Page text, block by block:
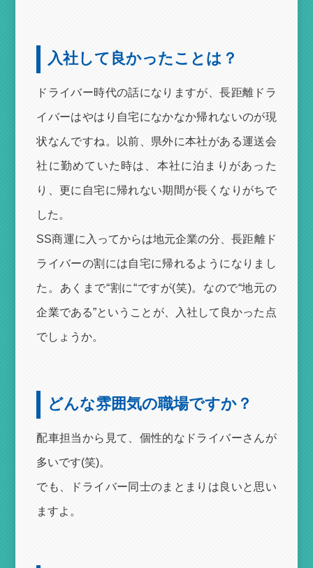
入社して良かったことは？
ドライバー時代の話になりますが、長距離ドラ
イバーはやはり自宅になかなか帰れないのが現
状なんですね。以前、県外に本社がある運送会
社に勤めていた時は、本社に泊まりがあった
り、更に自宅に帰れない期間が長くなりがちで
した。
SS商運に入ってからは地元企業の分、長距離ド
ライバーの割には自宅に帰れるようになりまし
た。あくまで“割に“ですが(笑)。なので“地元の
企業である”ということが、入社して良かった点
でしょうか。
どんな雰囲気の職場ですか？
配車担当から見て、個性的なドライバーさんが
多いです(笑)。
でも、ドライバー同士のまとまりは良いと思い
ますよ。